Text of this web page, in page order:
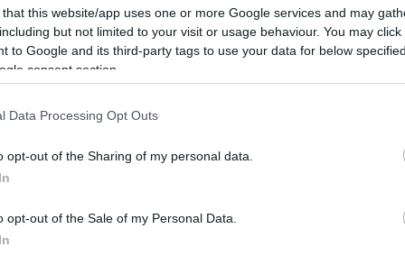
that this website/app uses one or more Google services and may
but not limited to your visit or usage behaviour. You may
to Google and its third-party tags to use your data for below
consent section.
Data Processing Opt Outs
opt-out of the Sharing of my personal data.
opt-out of the Sale of my Personal Data.
positiva da parte delle imprese e una chiara volontà
Centro Italia, garantendo le risorse necessarie per
concessi hanno raggiunto i
segnale di accelerazione significativa degli